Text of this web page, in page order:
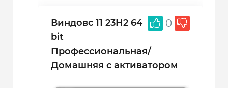
0
Виндовс 11 23H2 64
bit
Профессиональная/
Домашняя с активатором